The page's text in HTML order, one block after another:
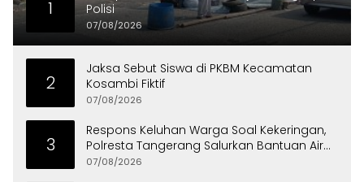
1
Polisi
07/08/2026
2
Jaksa Sebut Siswa di PKBM Kecamatan
Kosambi Fiktif
07/08/2026
3
Respons Keluhan Warga Soal Kekeringan,
Polresta Tangerang Salurkan Bantuan Air
Bersih ke Panongan
07/08/2026